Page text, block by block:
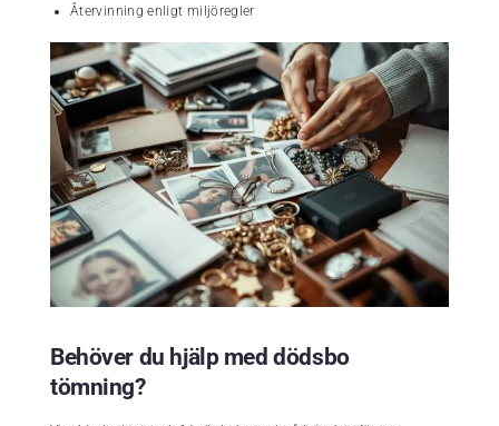
Återvinning enligt miljöregler
Behöver du hjälp med dödsbo
tömning?